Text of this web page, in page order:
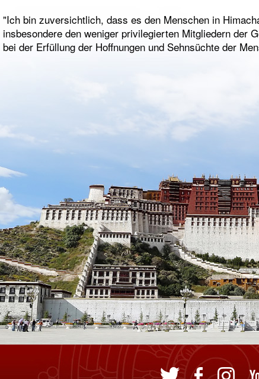
"Ich bin zuversichtlich, dass es den Menschen in
insbesondere den weniger privilegierten Mitgliedern der
bei der Erfüllung der Hoffnungen und Sehnsüchte der